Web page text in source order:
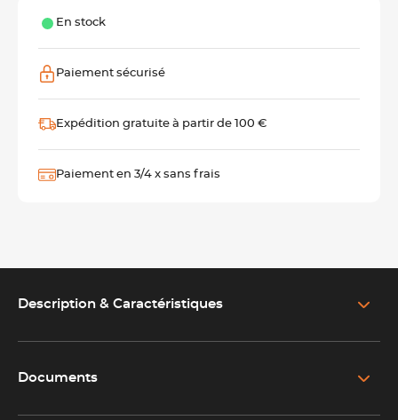
En stock
Paiement sécurisé
Expédition gratuite à partir de 100 €
Paiement en 3/4 x sans frais
Description & Caractéristiques
pour apprendre les gestes du métier
Pensée pouraccompagner les futurs boulangerstout au
Documents